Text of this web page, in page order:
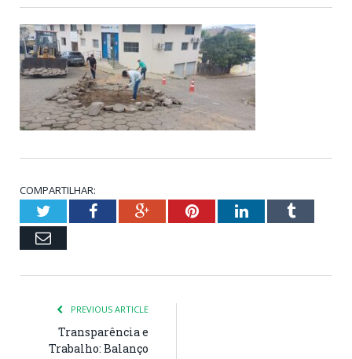
COMPARTILHAR:
TwitterFacebookGoogle+PinterestLinkedInTumblr
Email
PREVIOUS ARTICLE
Transparência e
Trabalho: Balanço